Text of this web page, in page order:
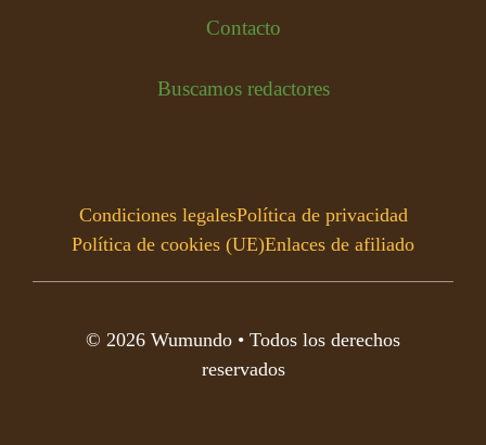
Contacto
Buscamos redactores
Condiciones legalesPolítica de privacidad
Política de cookies (UE)Enlaces de afiliado
© 2026 Wumundo • Todos los derechos
reservados